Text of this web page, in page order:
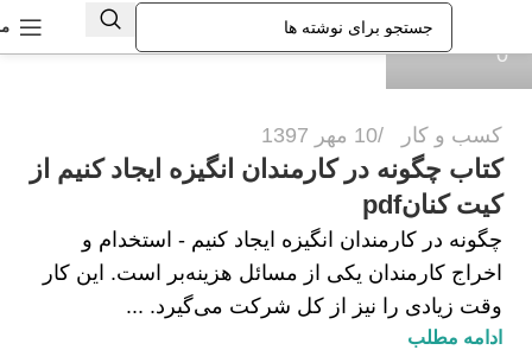
0
کسب و کار 10 مهر 1397
کتاب چگونه در کارمندان انگیزه ایجاد کنیم از
کیت کنانpdf
چگونه در کارمندان انگیزه ایجاد کنیم - استخدام و
اخراج کارمندان یکی از مسائل هزینه‌بر است. این کار
وقت زیادی را نیز از کل شرکت می‌گیرد. ...
ادامه مطلب
زهرا داودی